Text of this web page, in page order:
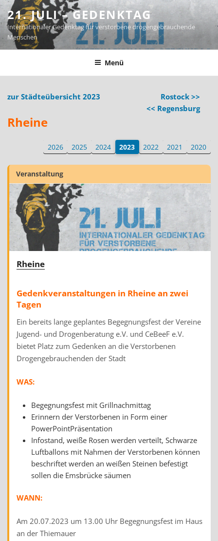
Zum
Inhalt
springen
21. JULI – GEDENKTAG
Internationaler Gedenktag für verstorbene drogengebrauchende
Menschen
Menü
zur Städteübersicht 2023
Rostock >>
<< Regensburg
Rheine
2026 2025 2024 2023 2022 2021 2020
Veranstaltung
Rheine
Gedenkveranstaltungen in Rheine an zwei
Tagen
Ein bereits lange geplantes Begegnungsfest der Vereine
Jugend- und Drogenberatung e.V. und CeBeeF e.V.
bietet Platz zum Gedenken an die Verstorbenen
Drogengebrauchenden der Stadt
WAS:
Begegnungsfest mit Grillnachmittag
Erinnern der Verstorbenen in Form einer
PowerPointPräsentation
Infostand, weiße Rosen werden verteilt, Schwarze
Luftballons mit Nahmen der Verstorbenen können
beschriftet werden an weißen Steinen befestigt
sollen die Emsbrücke säumen
WANN:
Am 20.07.2023 um 13.00 Uhr Begegnungsfest im Haus
an der Thiemauer